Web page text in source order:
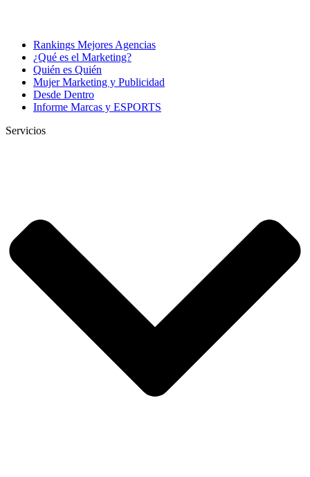
Rankings Mejores Agencias
¿Qué es el Marketing?
Quién es Quién
Mujer Marketing y Publicidad
Desde Dentro
Informe Marcas y ESPORTS
Servicios